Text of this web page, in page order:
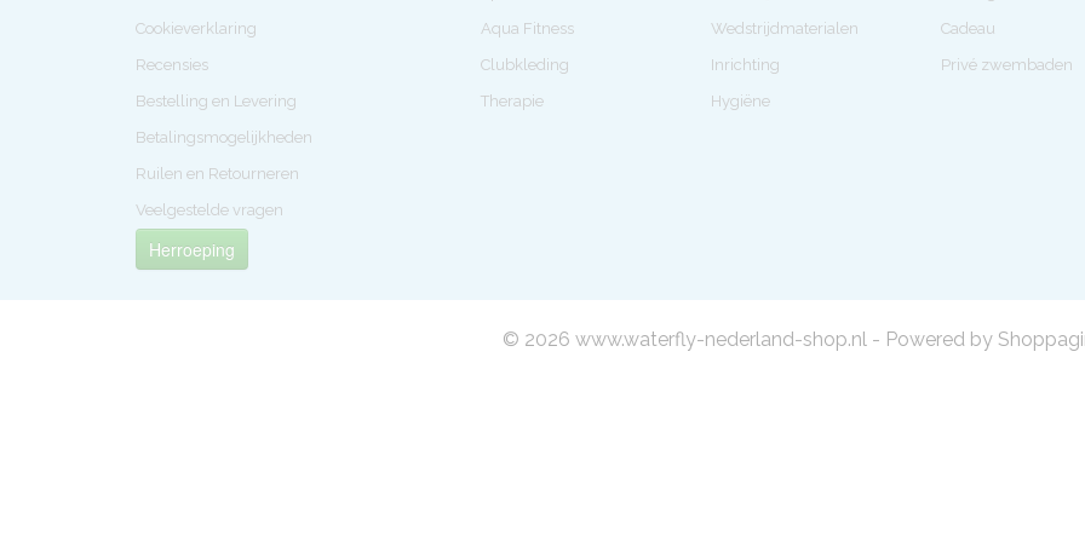
Cookieverklaring
Recensies
Bestelling en Levering
Betalingsmogelijkheden
Ruilen en Retourneren
Veelgestelde vragen
Herroeping
Aqua Fitness
Clubkleding
Therapie
Wedstrijdmaterialen
Inrichting
Hygiëne
Cadeau
Privé zwembaden
© 2026 www.waterfly-nederland-shop.nl - Powered by